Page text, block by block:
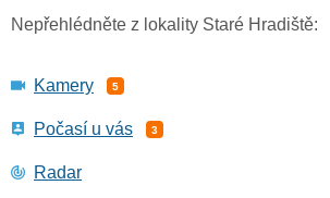
Nepřehlédněte z lokality Staré Hradiště:
Kamery 5
Počasí u vás 3
Radar